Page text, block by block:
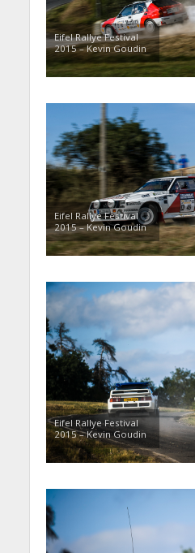
Eifel Rallye Festival
2015 – Kevin Goudin
Eifel Rallye Festival
2015 – Kevin Goudin
Eifel Rallye Festival
2015 – Kevin Goudin